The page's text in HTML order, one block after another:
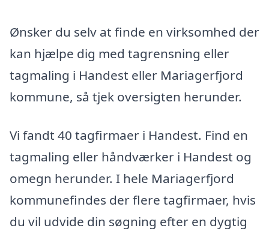
Ønsker du selv at finde en virksomhed der
kan hjælpe dig med tagrensning eller
tagmaling i Handest eller Mariagerfjord
kommune, så tjek oversigten herunder.
Vi fandt 40 tagfirmaer i Handest. Find en
tagmaling eller håndværker i Handest og
omegn herunder. I hele Mariagerfjord
kommunefindes der flere tagfirmaer, hvis
du vil udvide din søgning efter en dygtig